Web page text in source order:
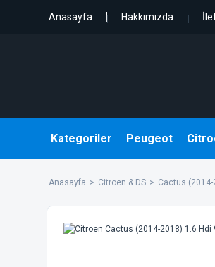
Anasayfa Hakkımızda
Kategoriler Peugeot
Anasayfa Citroen & DS Cactus (2014-